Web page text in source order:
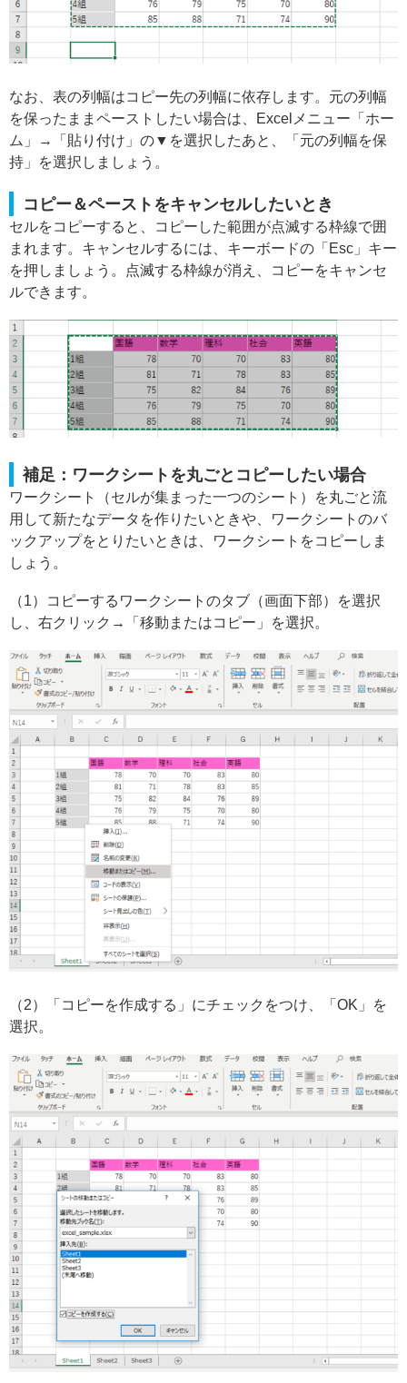
なお、表の列幅はコピー先の列幅に依存します。元の列幅
を保ったままペーストしたい場合は、Excelメニュー「ホー
ム」→「貼り付け」の▼を選択したあと、「元の列幅を保
持」を選択しましょう。
コピー＆ペーストをキャンセルしたいとき
セルをコピーすると、コピーした範囲が点滅する枠線で囲
まれます。キャンセルするには、キーボードの「Esc」キー
を押しましょう。点滅する枠線が消え、コピーをキャンセ
ルできます。
補足：ワークシートを丸ごとコピーしたい場合
ワークシート（セルが集まった一つのシート）を丸ごと流
用して新たなデータを作りたいときや、ワークシートのバ
ックアップをとりたいときは、ワークシートをコピーしま
しょう。
（1）コピーするワークシートのタブ（画面下部）を選択
し、右クリック→「移動またはコピー」を選択。
（2）「コピーを作成する」にチェックをつけ、「OK」を
選択。